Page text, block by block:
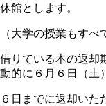
休館とします。
（大学の授業もすべ
借りている本の返却
動的に６月６日（土
６日までに返却いた